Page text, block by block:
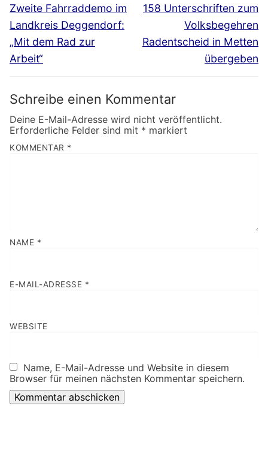
Vorheriger
Beitrag:
Zweite Fahrraddemo im
Landkreis Deggendorf:
„Mit dem Rad zur
Arbeit“
Nächster
158 Unterschriften zum
Volksbegehren
Radentscheid in Metten
übergeben
Schreibe einen Kommentar
Deine E-Mail-Adresse wird nicht veröffentlicht.
Erforderliche Felder sind mit * markiert
KOMMENTAR *
NAME *
E-MAIL-ADRESSE *
WEBSITE
Name, E-Mail-Adresse und Website in diesem
Browser für meinen nächsten Kommentar speichern.